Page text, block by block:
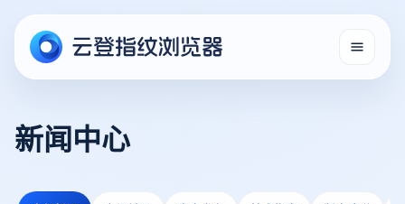
新闻中心